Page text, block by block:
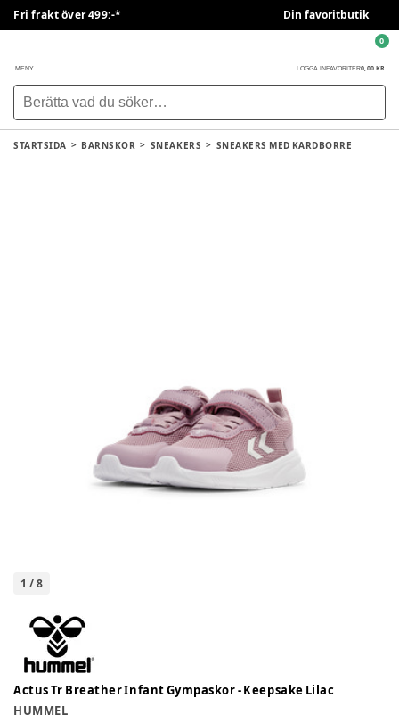
Fri frakt över 499:-* Din favoritbutik
MENY LOGGA IN FAVORITER0,00 KR
0
STARTSIDA BARNSKOR SNEAKERS SNEAKERS MED KARDBORRE
1 /8
Actus Tr Breather Infant Gympaskor - Keepsake Lilac
HUMMEL